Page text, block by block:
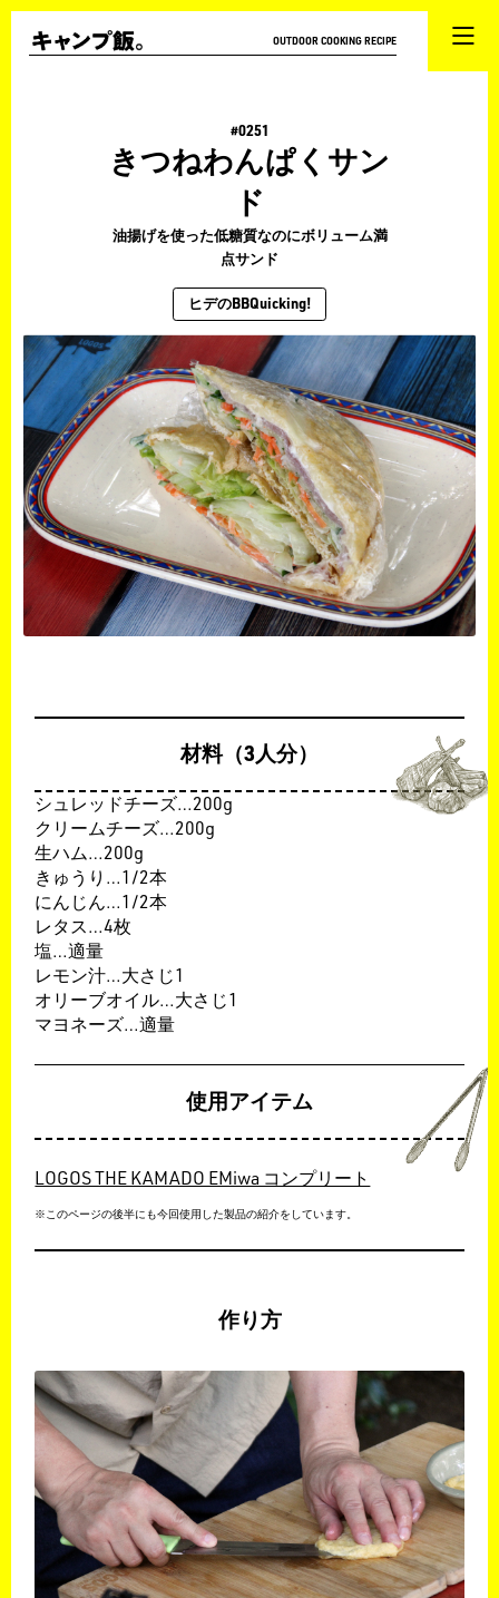
OUTDOOR COOKING RECIPE
#0251
きつねわんぱくサン
ド
油揚げを使った低糖質なのにボリューム満
点サンド
ヒデのBBQuicking!
材料（3人分）
シュレッドチーズ…200g
クリームチーズ…200g
生ハム…200g
きゅうり…1/2本
にんじん…1/2本
レタス…4枚
塩…適量
レモン汁…大さじ1
オリーブオイル…大さじ1
マヨネーズ…適量
使用アイテム
LOGOS THE KAMADO EMiwa コンプリート
※このページの後半にも今回使用した製品の紹介をしています。
作り方